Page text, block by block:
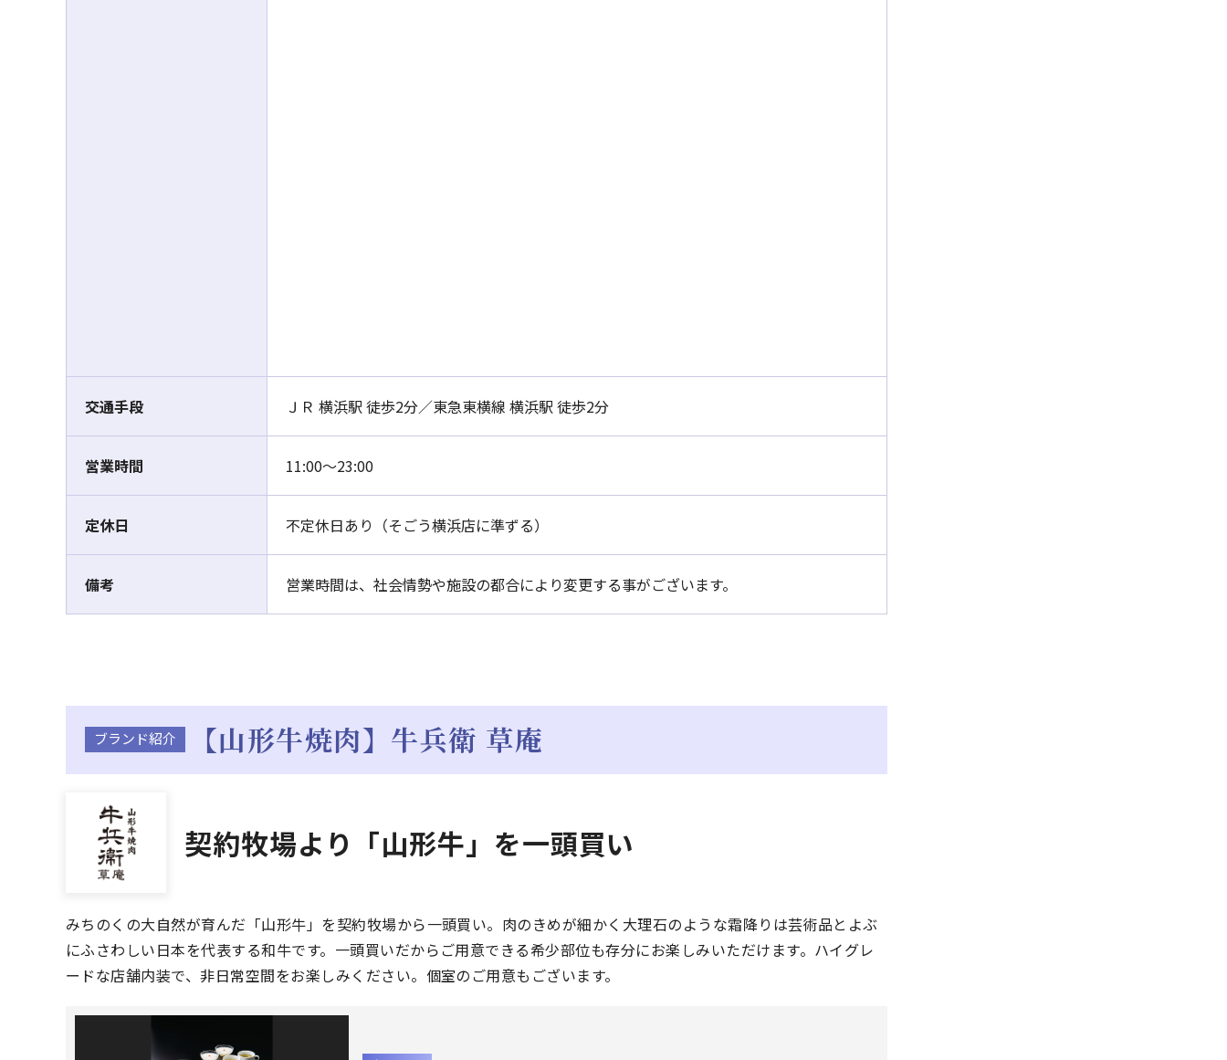
交通手段 ＪＲ 横浜駅 徒歩2分／東急東横線 横浜駅 徒歩2分
営業時間 11:00～23:00
定休日 不定休日あり（そごう横浜店に準ずる）
備考 営業時間は、社会情勢や施設の都合により変更する事がございます。
ブランド紹介 【山形牛焼肉】牛兵衛 草庵
契約牧場より「山形牛」を一頭買い
みちのくの大自然が育んだ「山形牛」を契約牧場から一頭買い。肉のきめが細かく大理石のような霜降りは芸術品とよぶ
にふさわしい日本を代表する和牛です。一頭買いだからご用意できる希少部位も存分にお楽しみいただけます。ハイグレ
ードな店舗内装で、非日常空間をお楽しみください。個室のご用意もございます。